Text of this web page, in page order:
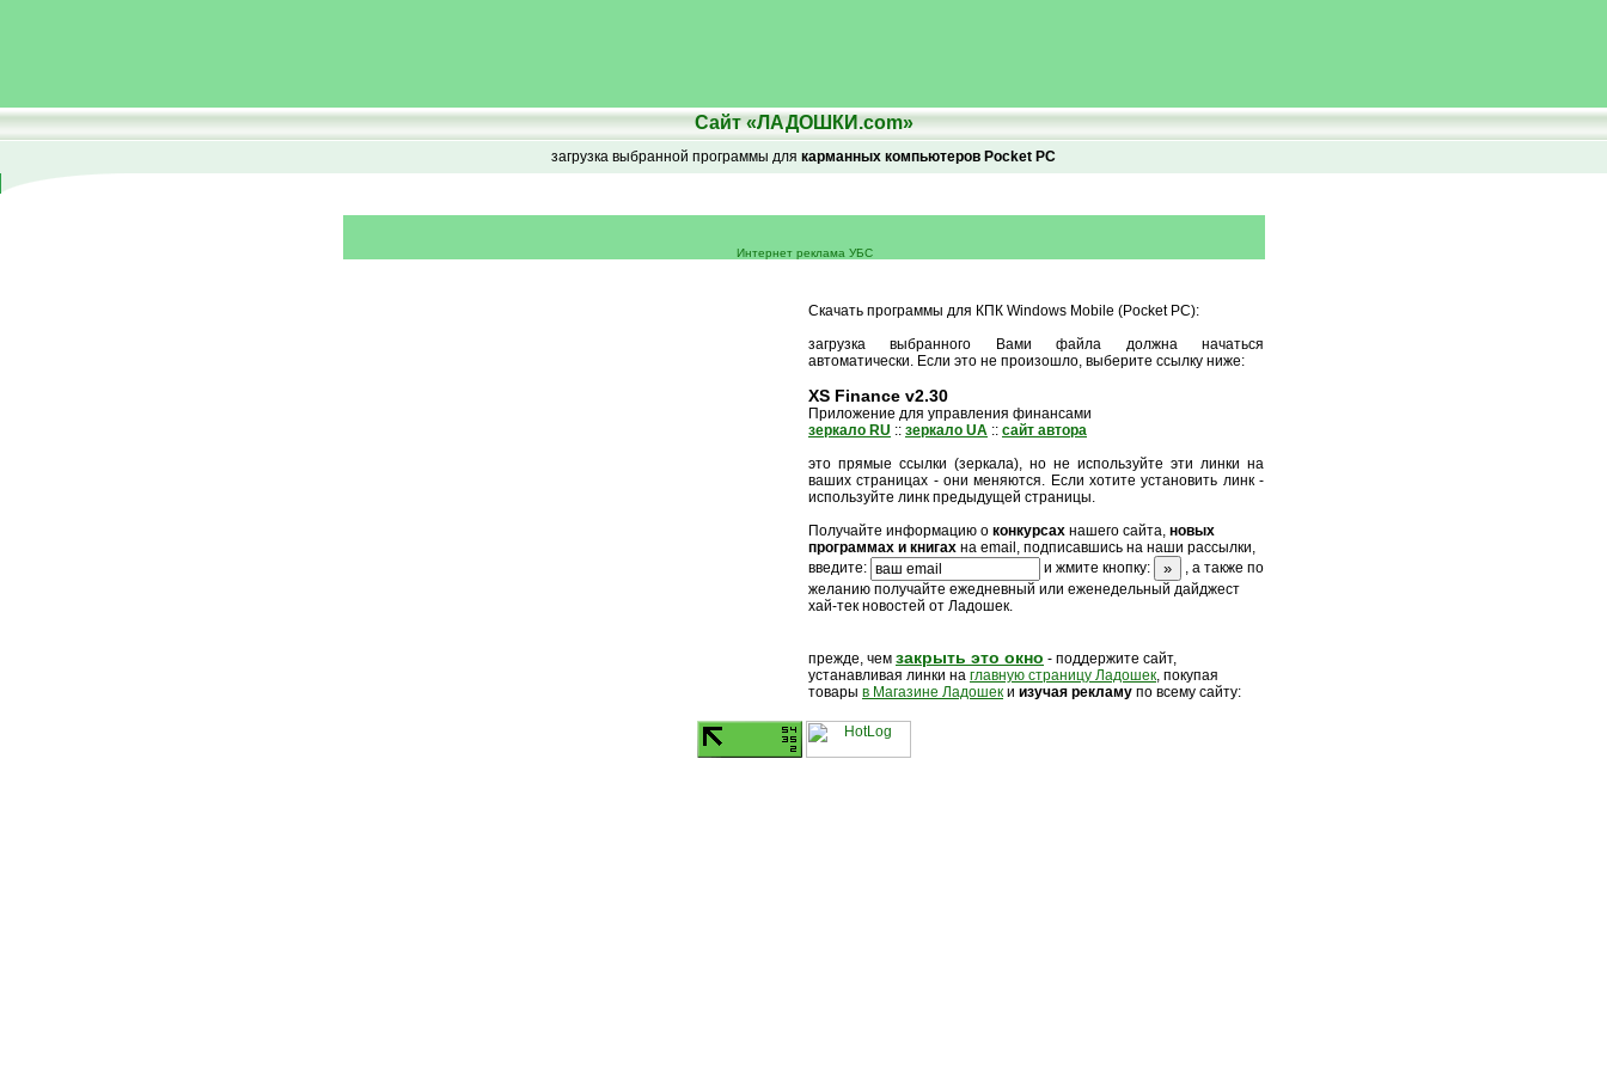
Сайт «ЛАДОШКИ.com»
загрузка выбранной программы для карманных компьютеров Pocket PC
Интернет реклама УБС
Скачать программы для КПК Windows Mobile (Pocket PC):
загрузка выбранного Вами файла должна начаться
автоматически. Если это не произошло, выберите ссылку ниже:
XS Finance v2.30
Приложение для управления финансами
зеркало RU :: зеркало UA :: сайт автора
это прямые ссылки (зеркала), но не используйте эти линки на
ваших страницах - они меняются. Если хотите установить линк -
используйте линк предыдущей страницы.
Получайте информацию о конкурсах нашего сайта, новых
программах и книгах на email, подписавшись на наши рассылки,
введите:
и жмите кнопку:
, а также по
желанию получайте ежедневный или еженедельный дайджест
хай-тек новостей от Ладошек.
прежде, чем закрыть это окно - поддержите сайт,
устанавливая линки на главную страницу Ладошек, покупая
товары в Магазине Ладошек и изучая рекламу по всему сайту: